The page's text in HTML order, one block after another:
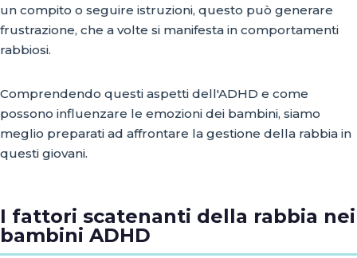
un compito o seguire istruzioni, questo può generare
frustrazione, che a volte si manifesta in comportamenti
rabbiosi.
Comprendendo questi aspetti dell'ADHD e come
possono influenzare le emozioni dei bambini, siamo
meglio preparati ad affrontare la gestione della rabbia in
questi giovani.
I fattori scatenanti della rabbia nei
bambini ADHD